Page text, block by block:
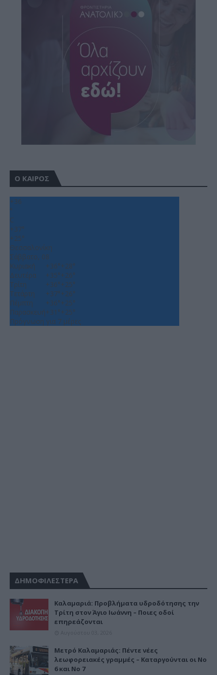
Ο ΚΑΙΡΟΣ
+36
°
C
+37°
+25°
Θεσσαλονίκη
Σάββατο, 08
Κυριακή
+36°+28°
Δευτέρα
+35°+26°
Τρίτη
+36°+25°
Τετάρτη
+37°+26°
Πέμπτη
+36°+25°
Παρασκευή+31°+25°
Πρόγνωση για 7 μέρες
ΔΗΜΟΦΙΛΕΣΤΕΡΑ
Καλαμαριά: Προβλήματα υδροδότησης την
Τρίτη στον Άγιο Ιωάννη – Ποιες οδοί
επηρεάζονται
Μετρό Καλαμαριάς: Πέντε νέες
λεωφορειακές γραμμές – Καταργούνται οι Νο
6 και Νο 7